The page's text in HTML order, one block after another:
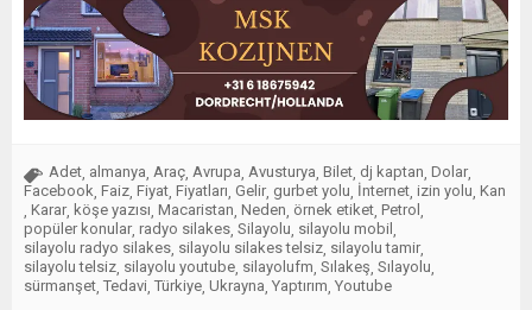
Adet almanya Araç Avrupa Avusturya Bilet dj kaptan Dolar
Facebook Faiz Fiyat Fiyatları Gelir gurbet yolu İnternet izin yolu Kan
Karar köşe yazısı Macaristan Neden örnek etiket Petrol
popüler konular radyo silakes Silayolu silayolu mobil
silayolu radyo silakes silayolu silakes telsiz silayolu tamir
silayolu telsiz silayolu youtube silayolufm Sılakeş Sılayolu
sürmanşet Tedavi Türkiye Ukrayna Yaptırım Youtube